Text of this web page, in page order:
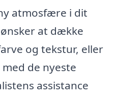
atmosfære i dit
at dække
og tekstur, eller
de nyeste
assistance